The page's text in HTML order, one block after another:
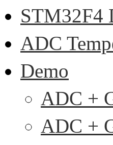
STM32F4
ADC
Demo
ADC +
ADC +